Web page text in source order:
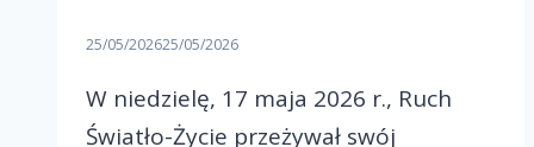
25/05/202625/05/2026
W niedzielę, 17 maja 2026 r., Ruch
Światło-Życie przeżywał swój